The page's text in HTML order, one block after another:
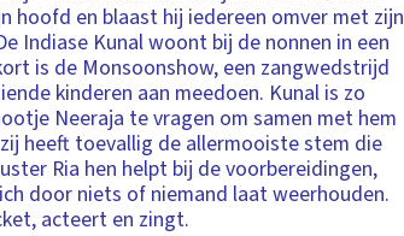
hoofd en blaast hij iedereen omver met zijn
Indiase Kunal woont bij de nonnen in een
is de Monsoonshow, een zangwedstrijd
kinderen aan meedoen. Kunal is zo
Neeraja te vragen om samen met hem
heeft toevallig de allermooiste stem die
Ria hen helpt bij de voorbereidingen,
door niets of niemand laat weerhouden.
acteert en zingt.